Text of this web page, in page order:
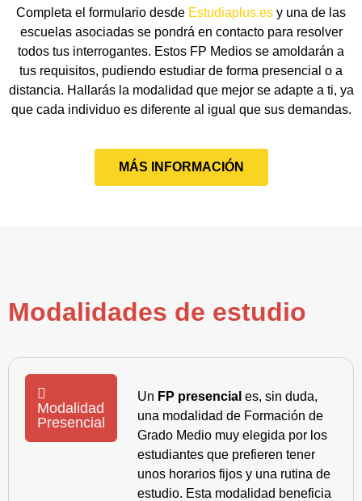
Completa el formulario desde Estudiaplus.es y una de las
escuelas asociadas se pondrá en contacto para resolver
todos tus interrogantes. Estos FP Medios se amoldarán a
tus requisitos, pudiendo estudiar de forma presencial o a
distancia. Hallarás la modalidad que mejor se adapte a ti, ya
que cada individuo es diferente al igual que sus demandas.
MÁS INFORMACIÓN
Modalidades de estudio
Modalidad
Presencial
Un FP presencial es, sin duda,
una modalidad de Formación de
Grado Medio muy elegida por los
estudiantes que prefieren tener
unos horarios fijos y una rutina de
estudio. Esta modalidad beneficia